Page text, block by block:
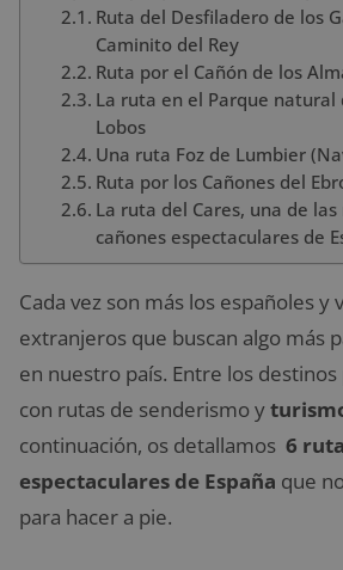
Ruta del Desfiladero de los
Caminito del Rey
Ruta por el Cañón de los
La ruta en el Parque natural
Lobos
Una ruta Foz de Lumbier
Ruta por los Cañones del
La ruta del Cares, una de
cañones espectaculares de
Cada vez son más los españoles y
extranjeros que buscan algo más
en nuestro país. Entre los
con rutas de senderismo y
continuación, os detallamos 6
espectaculares de España que
para hacer a pie.